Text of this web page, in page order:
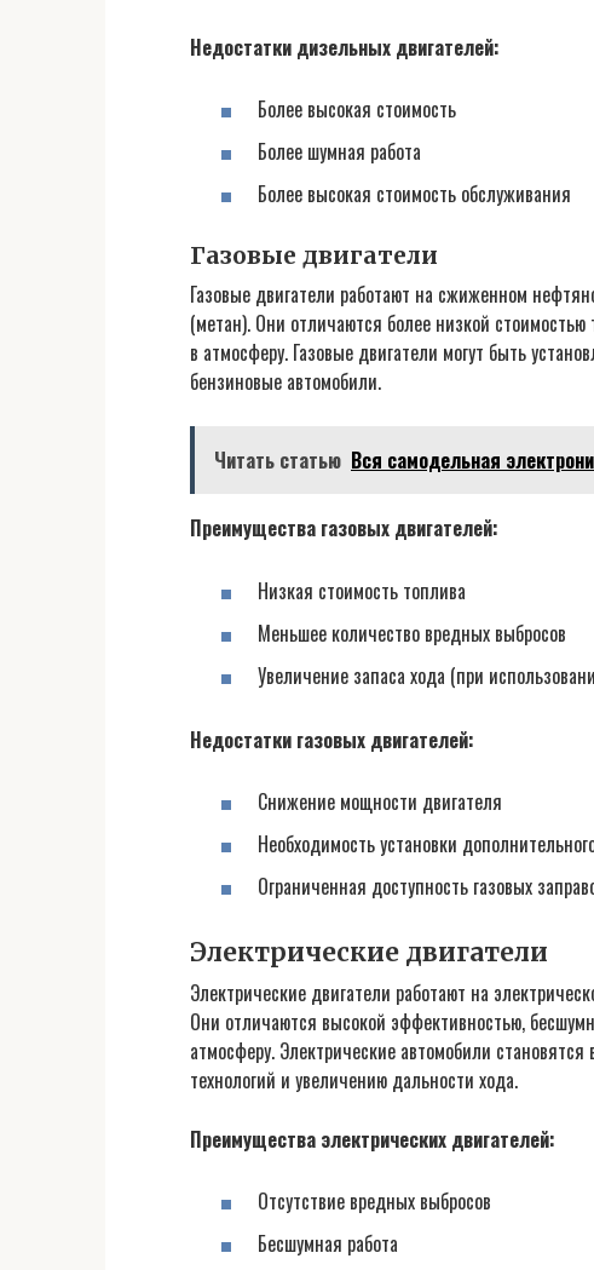
Недостатки дизельных двигателей:
Более высокая стоимость
Более шумная работа
Более высокая стоимость обслуживания
Газовые двигатели
Газовые двигатели работают на сжиженном
(метан). Они отличаются более низкой
в атмосферу. Газовые двигатели могут быть
бензиновые автомобили.
Читать статью Вся самодельная
Преимущества газовых двигателей:
Низкая стоимость топлива
Меньшее количество вредных выбросов
Увеличение запаса хода (при
Недостатки газовых двигателей:
Снижение мощности двигателя
Необходимость установки
Ограниченная доступность газовых
Электрические двигатели
Электрические двигатели работают на
Они отличаются высокой эффективностью,
атмосферу. Электрические автомобили
технологий и увеличению дальности хода.
Преимущества электрических двигателей:
Отсутствие вредных выбросов
Бесшумная работа